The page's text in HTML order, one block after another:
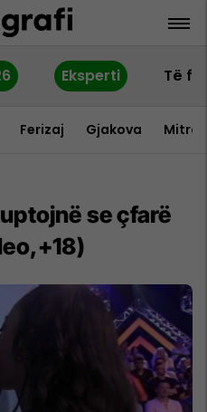
Eksperti Të
Ferizaj Gjakova
se çfarë